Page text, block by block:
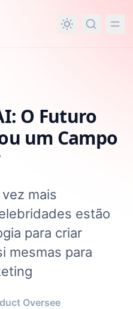
O Futuro
um Campo
mais
estão
para criar
mesmas para
Oversee